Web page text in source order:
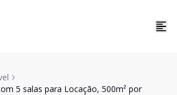
5 salas para Locação, 500m² por